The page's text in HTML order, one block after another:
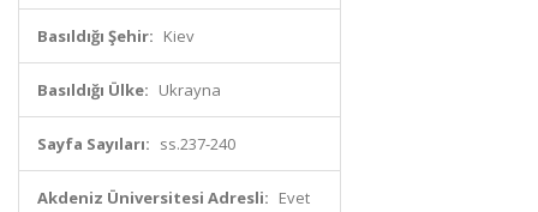
Basıldığı Şehir: Kiev
Basıldığı Ülke: Ukrayna
Sayfa Sayıları: ss.237-240
Akdeniz Üniversitesi Adresli: Evet